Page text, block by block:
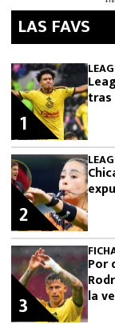
LAS FAVS
tras
1
2
Por
la
3